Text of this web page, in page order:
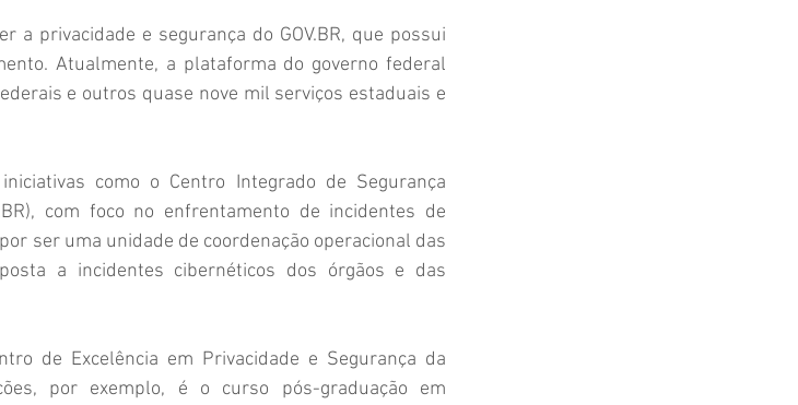
a privacidade e segurança do GOV.BR, que possui
Atualmente, a plataforma do governo federal
e outros quase nove mil serviços estaduais e
como o Centro Integrado de Segurança
), com foco no enfrentamento de incidentes de
ser uma unidade de coordenação operacional das
a incidentes cibernéticos dos órgãos e das
de Excelência em Privacidade e Segurança da
por exemplo, é o curso pós-graduação em